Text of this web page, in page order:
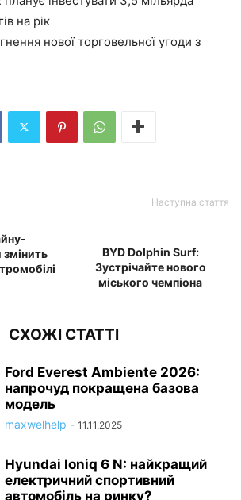
на рік
нової торговельної угоди з
Наступна стаття
BYD Dolphin Surf:
Зустрічайте нового
міського чемпіона
СХОЖІ СТАТТІ
Ford Everest Ambiente 2026:
напрочуд покращена базова
модель
maxwelhelp - 11.11.2025
Hyundai Ioniq 6 N: найкращий
електричний спортивний
автомобіль на ринку?